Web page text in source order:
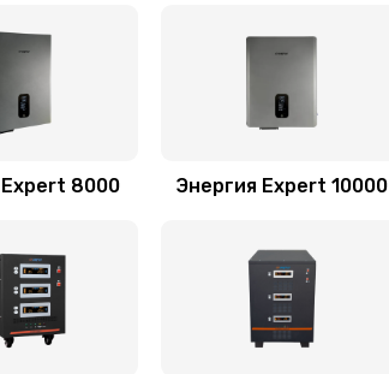
8000 Энергия Expert 10000